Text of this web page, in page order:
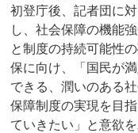
初登庁後、記者団に対
し、社会保障の機能
と制度の持続可能性
保に向け、「国民が
できる、潤いのある
保障制度の実現を目
ていきたい」と意欲